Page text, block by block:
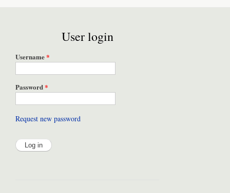
User login
Username*
Password*
Request new password